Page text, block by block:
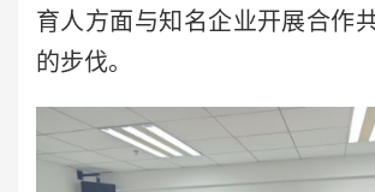
育人方面与知名企业开展合作
的步伐。